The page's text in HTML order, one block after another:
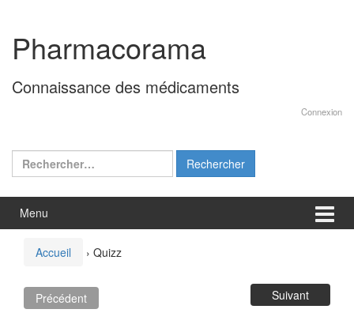
contenu
menu
principal
Pharmacorama
Connaissance des médicaments
Connexion
Rechercher :
Menu
Accueil › Quizz
Précédent Suivant